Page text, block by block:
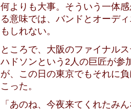
何よりも大事。そういう一体
る意味では、バンドとオーデ
もしれない。
ところで、大阪のファイナル
ハドソンという2人の巨匠が参
が、この日の東京でもそれに
こった。
「あのね、今夜来てくれたみ